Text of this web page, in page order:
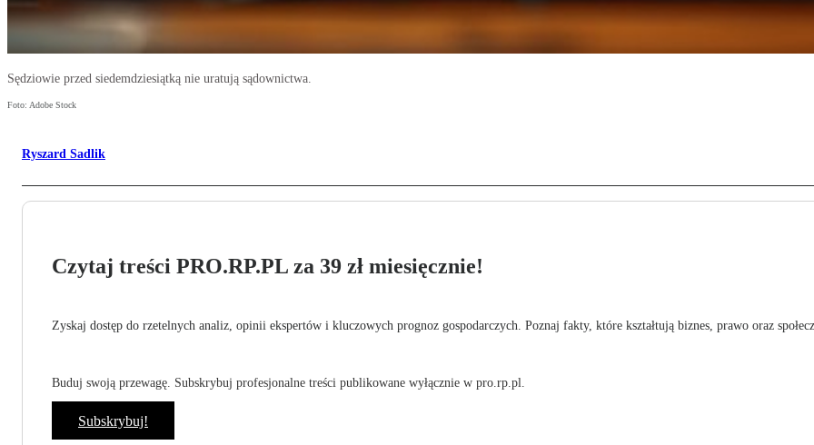
Sędziowie przed siedemdziesiątką nie uratują sądownictwa.
Foto: Adobe Stock
Ryszard Sadlik
Czytaj treści PRO.RP.PL za 39 zł miesięcznie!
Zyskaj dostęp do rzetelnych analiz, opinii ekspertów i kluczowych prognoz gospodarczych. Poznaj fakty, które kształtują biznes, prawo oraz
Buduj swoją przewagę. Subskrybuj profesjonalne treści publikowane wyłącznie w pro.rp.pl.
Subskrybuj!